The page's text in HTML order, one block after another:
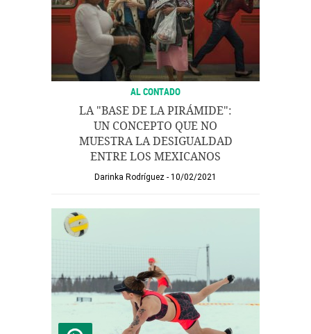
AL CONTADO
LA "BASE DE LA PIRÁMIDE":
UN CONCEPTO QUE NO
MUESTRA LA DESIGUALDAD
ENTRE LOS MEXICANOS
Darinka Rodríguez 10/02/2021